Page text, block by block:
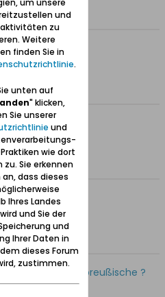
19:47
17:39
14:58
11.09.2025
22:00
oder Ostpreußische ?
und
zu
Weitere
finden Sie in
.
unten auf
" klicken,
Sie unserer
und
wie dort
zu. Sie erkennen
dass dieses
Ihres Landes
und Sie der
und
Ihrer Daten in
dieses Forum
zustimmen.